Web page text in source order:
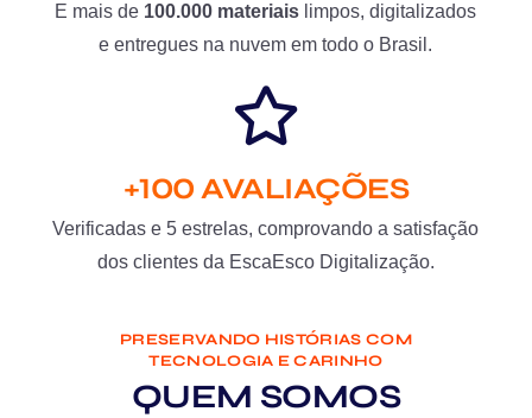
E mais de 100.000 materiais limpos, digitalizados
e entregues na nuvem em todo o Brasil.
+100 AVALIAÇÕES
Verificadas e 5 estrelas, comprovando a satisfação
dos clientes da EscaEsco Digitalização.
PRESERVANDO HISTÓRIAS COM
TECNOLOGIA E CARINHO
QUEM SOMOS